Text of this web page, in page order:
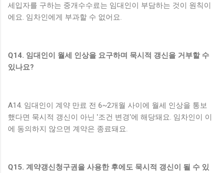
세입자를 구하는 중개수수료는 임대인이 부담하는 것이 원칙이
에요. 임차인에게 부과할 수 없어요.
Q14. 임대인이 월세 인상을 요구하며 묵시적 갱신을 거부할 수
있나요?
A14. 임대인이 계약 만료 전 6~2개월 사이에 월세 인상을 통보
했다면 묵시적 갱신이 아닌 '조건 변경'에 해당돼요. 임차인이 이
에 동의하지 않으면 계약은 종료돼요.
Q15. 계약갱신청구권을 사용한 후에도 묵시적 갱신이 될 수 있